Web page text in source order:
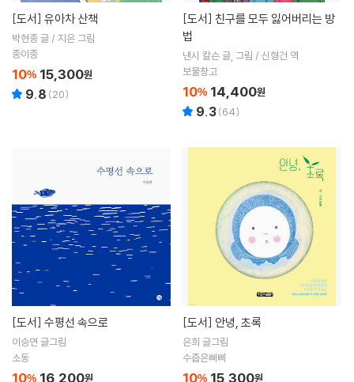
[도서] 유아차 산책
박현종 글 / 지은 그림
종이종
10% 15,300원
9.8 (20)
[도서]
법
낸시 칼슨 글, 그림 / 신형건 역
보물창고
10% 14,400원
9.3(64)
[도서] 수평선 속으로
이승연 글그림
소동
10% 16,200원
[도서] 안녕, 초록
은희 글그림
수줍은삐삐
10% 15,300원